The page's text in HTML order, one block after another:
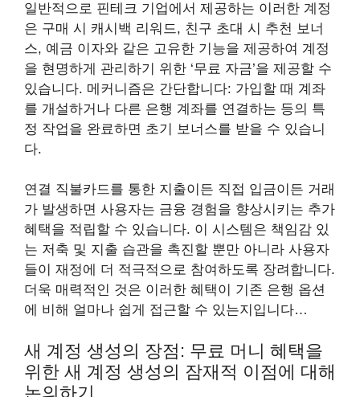
일반적으로 핀테크 기업에서 제공하는 이러한 계정
은 구매 시 캐시백 리워드, 친구 초대 시 추천 보너
스, 예금 이자와 같은 고유한 기능을 제공하여 계정
을 현명하게 관리하기 위한 ‘무료 자금’을 제공할 수
있습니다. 메커니즘은 간단합니다: 가입할 때 계좌
를 개설하거나 다른 은행 계좌를 연결하는 등의 특
정 작업을 완료하면 초기 보너스를 받을 수 있습니
다.
연결 직불카드를 통한 지출이든 직접 입금이든 거래
가 발생하면 사용자는 금융 경험을 향상시키는 추가
혜택을 적립할 수 있습니다. 이 시스템은 책임감 있
는 저축 및 지출 습관을 촉진할 뿐만 아니라 사용자
들이 재정에 더 적극적으로 참여하도록 장려합니다.
더욱 매력적인 것은 이러한 혜택이 기존 은행 옵션
에 비해 얼마나 쉽게 접근할 수 있는지입니다…
새 계정 생성의 장점: 무료 머니 혜택을
위한 새 계정 생성의 잠재적 이점에 대해
논의하기